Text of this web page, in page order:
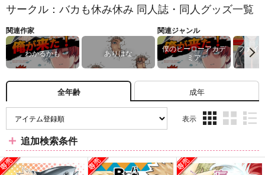
サークル：バカも休み休み 同人誌・同人グッズ一覧
関連作家
わかるかも ありはな
関連ジャンル
僕のヒーローアカデ
ミア
ファイ
全年齢 成年
表示
ム
表
示
ム
表
示
ム
表
示
追加検索条件